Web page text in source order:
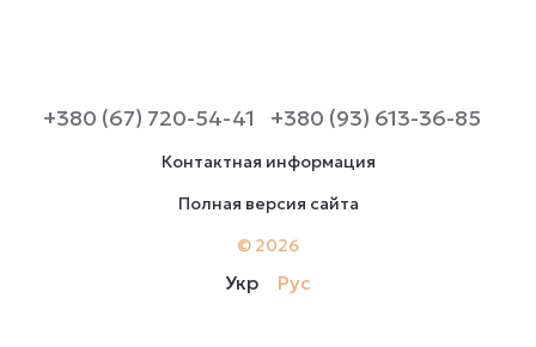
+380 (67) 720-54-41 +380 (93) 613-36-85
Контактная информация
Полная версия сайта
© 2026
Укр Рус